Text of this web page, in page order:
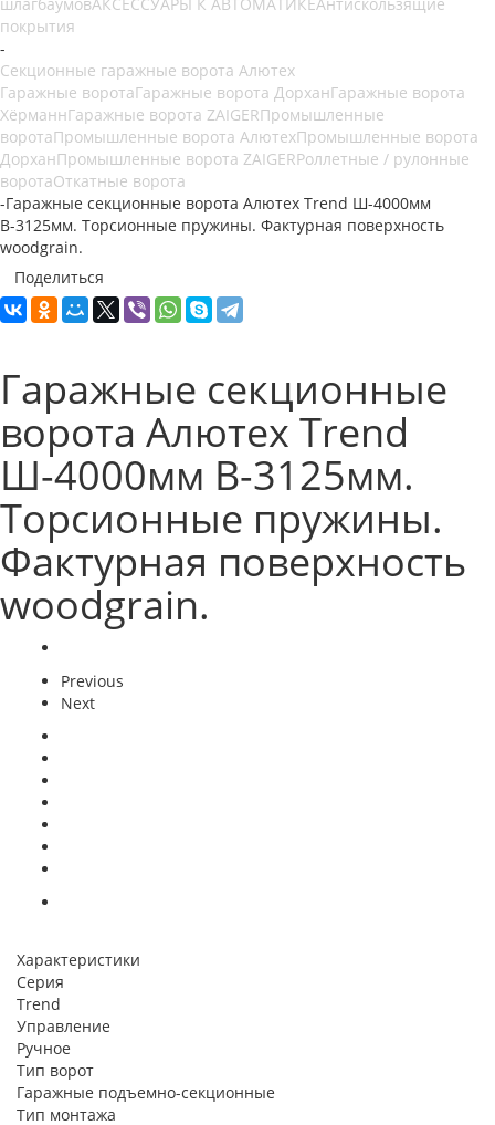
покрытия
-
Секционные гаражные ворота Алютех
Гаражные воротаГаражные ворота ДорханГаражные ворота
ХёрманнГаражные ворота ZAIGERПромышленные
воротаПромышленные ворота АлютехПромышленные ворота
ДорханПромышленные ворота ZAIGERРоллетные / рулонные
воротаОткатные ворота
-Гаражные секционные ворота Алютех Trend Ш-4000мм
В-3125мм. Торсионные пружины. Фактурная поверхность
woodgrain.
Поделиться
Гаражные секционные
ворота Алютех Trend
Ш-4000мм В-3125мм.
Торсионные пружины.
Фактурная поверхность
woodgrain.
Previous
Next
Характеристики
Серия
Trend
Управление
Ручное
Тип ворот
Гаражные подъемно-секционные
Тип монтажа